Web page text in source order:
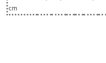
cm